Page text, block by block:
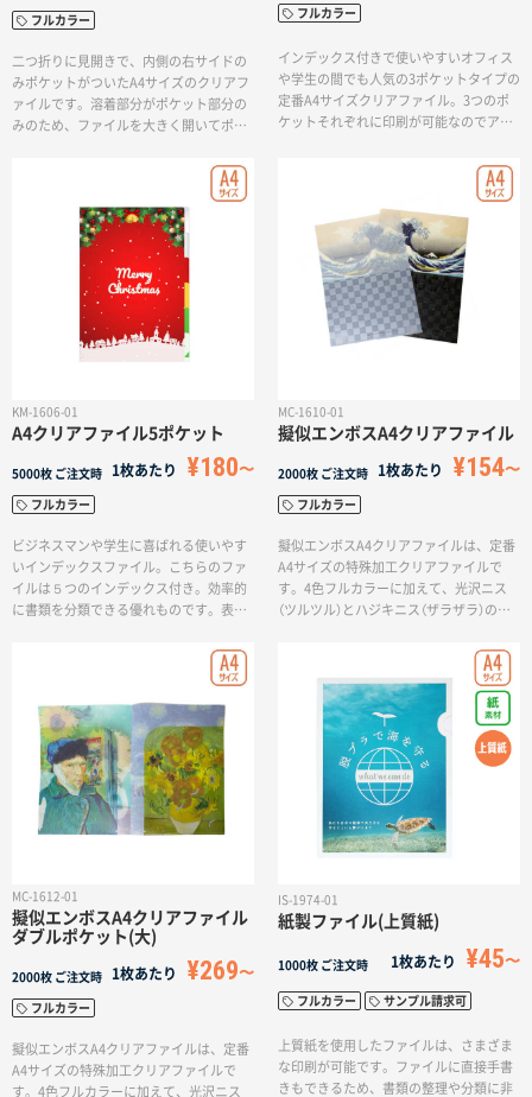
フルカラー
二つ折りに見開きで、内側の右サイドの
みポケットがついたA4サイズのクリアフ
ァイルです。溶着部分がポケット部分の
みのため、ファイルを大きく開いてポケ
せるので、名刺やハガキ、申込用紙など
簡単な書類を挟むのにもおすすめです。
ポケット部分へもデザインや印刷が可能
フルカラー
インデックス付きで使いやすいオフィス
や学生の間でも人気の3ポケットタイプの
定番A4サイズクリアファイル。3つのポ
ケットそれぞれに印刷が可能なのでアイ
可能です。オリジナルのアイデアやデザ
インを生かしたグッズとして、差がつく
ノベルティグッズとしても最適です。
KM-1606-01
A4クリアファイル5ポケット
5000枚 ご注文時 1枚あたり ¥180
フルカラー
ビジネスマンや学生に喜ばれる使いやす
いインデックスファイル。こちらのファ
イルは５つのインデックス付き。効率的
に書類を分類できる優れものです。表紙
ぞれに印刷が可能なのでアイデアを活か
した奥行きのあるデザインも可能です。
MC-1610-01
擬似エンボスA4クリアファイル
2000枚 ご注文時 1枚あたり ¥154
フルカラー
擬似エンボスA4クリアファイルは、定番
A4サイズの特殊加工クリアファイルで
す。4色フルカラーに加えて、光沢ニス
（ツルツル）とハジキニス（ザラザラ）の特
りました。デザインの表現・品質がぐん
MC-1612-01
擬似エンボスA4クリアファイル
ダブルポケット(大)
2000枚 ご注文時 1枚あたり ¥269
フルカラー
擬似エンボスA4クリアファイルは、定番
A4サイズの特殊加工クリアファイルで
す。4色フルカラーに加えて、光沢ニス
IS-1974-01
紙製ファイル(上質紙)
1000枚 ご注文時 1枚あたり ¥45
フルカラー サンプル請求可
上質紙を使用したファイルは、さまざま
な印刷が可能です。ファイルに直接手書
きもできるため、書類の整理や分類に非